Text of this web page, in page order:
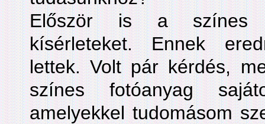
Először is a színes
kísérleteket. Ennek
lettek. Volt pár kérdés,
színes fotóanyag
amelyekkel tudomásom